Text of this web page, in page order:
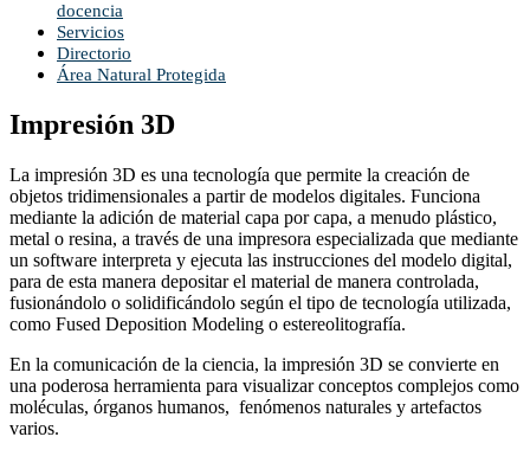
docencia
Servicios
Directorio
Área Natural Protegida
Impresión 3D
La impresión 3D es una tecnología que permite la creación de
objetos tridimensionales a partir de modelos digitales. Funciona
mediante la adición de material capa por capa, a menudo plástico,
metal o resina, a través de una impresora especializada que mediante
un software interpreta y ejecuta las instrucciones del modelo digital,
para de esta manera depositar el material de manera controlada,
fusionándolo o solidificándolo según el tipo de tecnología utilizada,
como Fused Deposition Modeling o estereolitografía.
En la comunicación de la ciencia, la impresión 3D se convierte en
una poderosa herramienta para visualizar conceptos complejos como
moléculas, órganos humanos, fenómenos naturales y artefactos
varios.